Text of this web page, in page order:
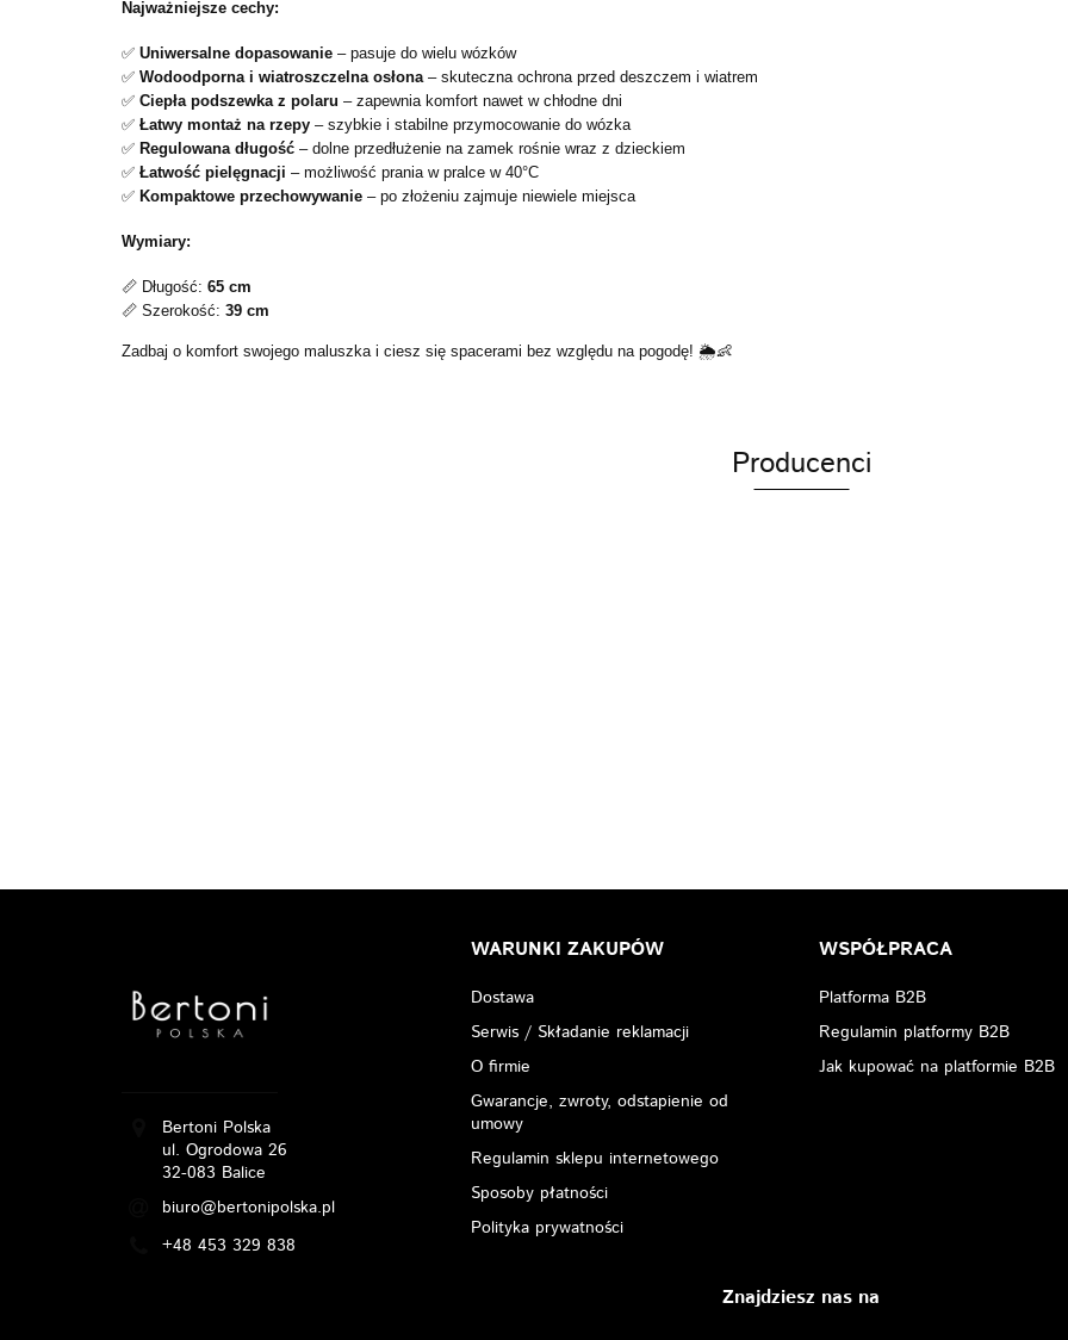
Najważniejsze cechy:
✅ Uniwersalne dopasowanie – pasuje do wielu wózków
✅ Wodoodporna i wiatroszczelna osłona – skuteczna ochrona przed deszczem i wiatrem
✅ Ciepła podszewka z polaru – zapewnia komfort nawet w chłodne dni
✅ Łatwy montaż na rzepy – szybkie i stabilne przymocowanie do wózka
✅ Regulowana długość – dolne przedłużenie na zamek rośnie wraz z dzieckiem
✅ Łatwość pielęgnacji – możliwość prania w pralce w 40°C
✅ Kompaktowe przechowywanie – po złożeniu zajmuje niewiele miejsca
Wymiary:
📏 Długość: 65 cm
📏 Szerokość: 39 cm
Zadbaj o komfort swojego maluszka i ciesz się spacerami bez względu na pogodę! 🌦👶
Producenci
Bertoni Polska
ul. Ogrodowa 26
32-083 Balice
biuro@bertonipolska.pl
+48 453 329 838
WARUNKI ZAKUPÓW
Dostawa
Serwis / Składanie reklamacji
O firmie
Gwarancje, zwroty, odstapienie od
umowy
Regulamin sklepu internetowego
Sposoby płatności
Polityka prywatności
WSPÓŁPRACA
Platforma B2B
Regulamin platformy B2B
Jak kupować na platformie B2B
Znajdziesz nas na